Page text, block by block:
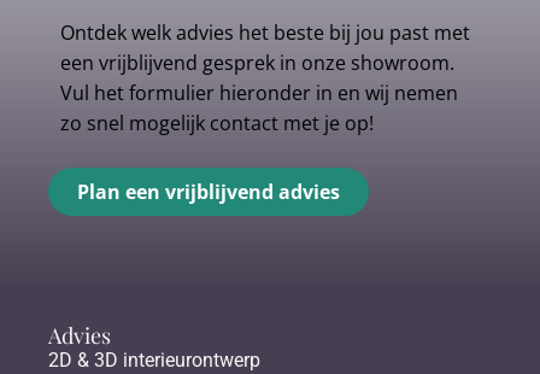
Ontdek welk advies het beste bij jou past met
een vrijblijvend gesprek in onze showroom.
Vul het formulier hieronder in en wij nemen
zo snel mogelijk contact met je op!
Plan een vrijblijvend advies
Advies
2D & 3D interieurontwerp